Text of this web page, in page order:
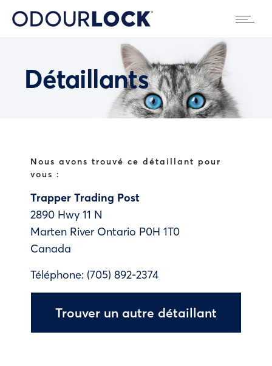
Détaillants
Nous avons trouvé ce détaillant pour
vous :
Trapper Trading Post
2890 Hwy 11 N
Marten River Ontario P0H 1T0
Canada
Téléphone: (705) 892-2374
Trouver un autre détaillant